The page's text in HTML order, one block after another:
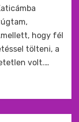
hogy fél
tölteni, a
volt.…